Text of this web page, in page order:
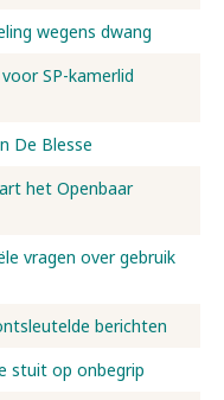
wegens dwang
SP-kamerlid
De Blesse
het Openbaar
vragen over gebruik
berichten
stuit op onbegrip